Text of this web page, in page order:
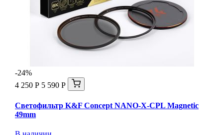
-24%
4 250 Р 5 590 Р
Светофильтр K&F Concept NANO-X-CPL Magnetic
49mm